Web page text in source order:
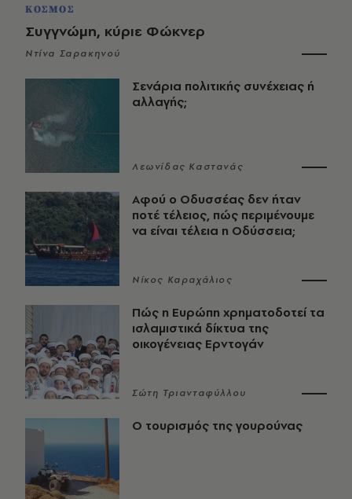
ΚΟΣΜΟΣ
Συγγνώμη, κύριε Φώκνερ
Ντίνα Σαρακηνού
Σενάρια πολιτικής συνέχειας ή
αλλαγής;
Λεωνίδας Καστανάς
Αφού ο Οδυσσέας δεν ήταν
ποτέ τέλειος, πώς περιμένουμε
να είναι τέλεια η Οδύσσεια;
Νίκος Καραχάλιος
Πώς η Ευρώπη χρηματοδοτεί τα
ισλαμιστικά δίκτυα της
οικογένειας Ερντογάν
Σώτη Τριανταφύλλου
Ο τουρισμός της γουρούνας